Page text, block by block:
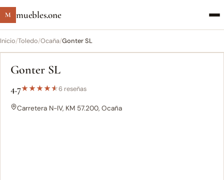
M muebles.one
Inicio/Toledo/Ocaña/Gonter SL
Gonter SL
4.7★★★★★6 reseñas
Carretera N-IV, KM 57.200, Ocaña